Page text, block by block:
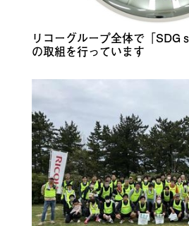
リコーグループ全体で「SDG
の取組を行っています